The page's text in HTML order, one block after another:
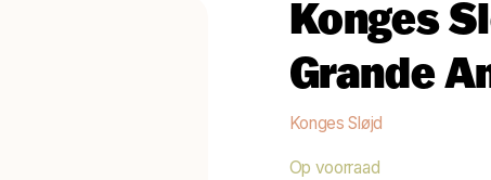
Konges
Grande
Konges Sløjd
Op voorraad